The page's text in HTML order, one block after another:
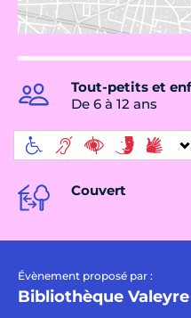
Tout-petits et
De 6 à 12 ans
Couvert
Évènement proposé par :
Bibliothèque Valeyre